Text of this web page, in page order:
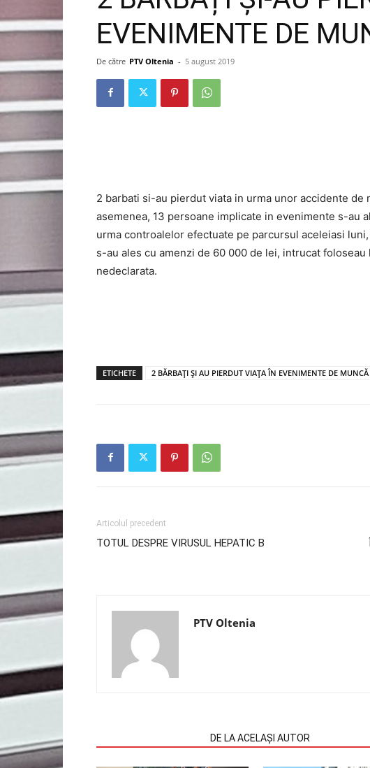
EVENIMENTE DE
De către PTV Oltenia - 5 august 2019
2 barbati si-au pierdut viata in urma unor accidente de
asemenea, 13 persoane implicate in evenimente s-au
urma controalelor efectuate pe parcursul aceleiasi
s-au ales cu amenzi de 60 000 de lei, intrucat
nedeclarata.
ETICHETE 2 BĂRBAȚI ȘI AU PIERDUT VIAȚA ÎN EVENIMENTE DE
Articolul precedent
TOTUL DESPRE VIRUSUL HEPATIC B
PTV Oltenia
DE LA ACELAȘI AUTOR